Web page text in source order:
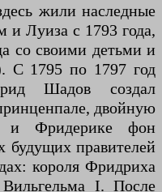
жили наследные
Луиза с 1793 года,
со своими детьми и
С 1795 по 1797 год
Шадов создал
двойную
и Фридерике фон
будущих правителей
короля Фридриха
I. После